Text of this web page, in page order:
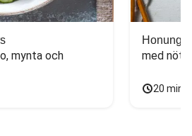
mynta och
med
20